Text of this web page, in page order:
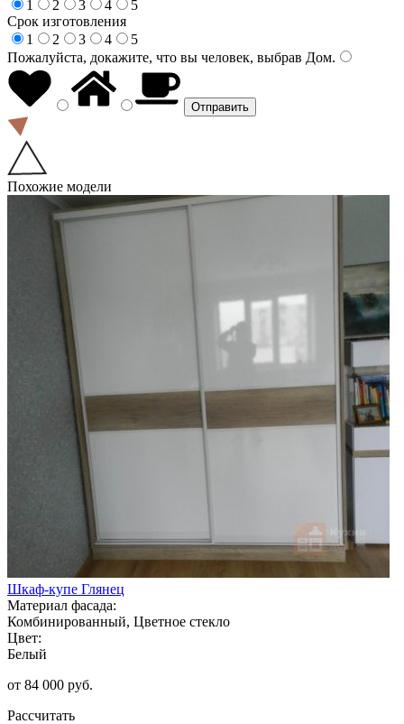
1
2 3 4
5
Срок изготовления
1
2 3 4
5
Пожалуйста, докажите, что вы человек, выбрав Дом.
Похожие модели
Шкаф-купе Глянец
Материал фасада:
Комбинированный, Цветное стекло
Цвет:
Белый
от 84 000 руб.
Рассчитать